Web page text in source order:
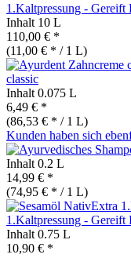
1.Kaltpressung - Gereift
Inhalt 10 L
110,00 € *
(11,00 € * / 1 L)
classic
Inhalt 0.075 L
6,49 € *
(86,53 € * / 1 L)
Kunden haben sich
Inhalt 0.2 L
14,99 € *
(74,95 € * / 1 L)
1.Kaltpressung - Gereift
Inhalt 0.75 L
10,90 € *